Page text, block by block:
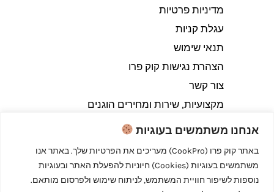
אנחנו משתמשים בעוגיות
באתר קוק פרו (CookPro) מעריכים את הפרטיות שלך. באתר אנו
משתמשים בעוגיות (Cookies) חיוניות להפעלת האתר ובעוגיות
נוספות לשיפור חוויית המשתמש, לניתוח שימוש ולפרסום מותאם.
מדיניות פרטיות
עגלת קניות
תנאי שימוש
הצהרת נגישות קוק פרו
צור קשר
מקצועיות, שירות ומחירים הוגנים
Copyright © 2026 קוק פרו - לבשל כמו מקצוענים